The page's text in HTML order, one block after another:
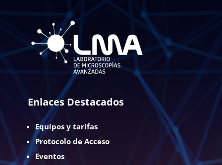
Enlaces Destacados
Equipos y tarifas
Protocolo de Acceso
Eventos